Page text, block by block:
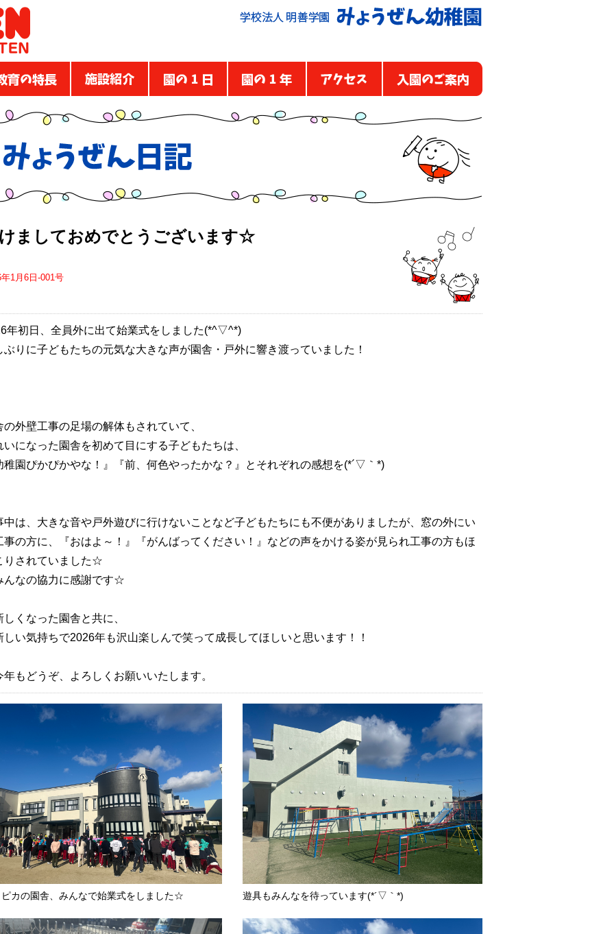
ましておめでとうございます☆
1月6日-001号
年初日、全員外に出て始業式をしました(*^▽^*)
ぶりに子どもたちの元気な大きな声が園舎・戸外に響き渡っていました！
の外壁工事の足場の解体もされていて、
いになった園舎を初めて目にする子どもたちは、
稚園ぴかぴかやな！』『前、何色やったかな？』とそれぞれの感想を(*´▽｀*)
中は、大きな音や戸外遊びに行けないことなど子どもたちにも不便がありましたが、窓の外にい
事の方に、『おはよ～！』『がんばってください！』などの声をかける姿が見られ工事の方もほ
りされていました☆
なの協力に感謝です☆
くなった園舎と共に、
い気持ちで2026年も沢山楽しんで笑って成長してほしいと思います！！
もどうぞ、よろしくお願いいたします。
カの園舎、みんなで始業式をしました☆ 遊具もみんなを待っています(*´▽｀*)